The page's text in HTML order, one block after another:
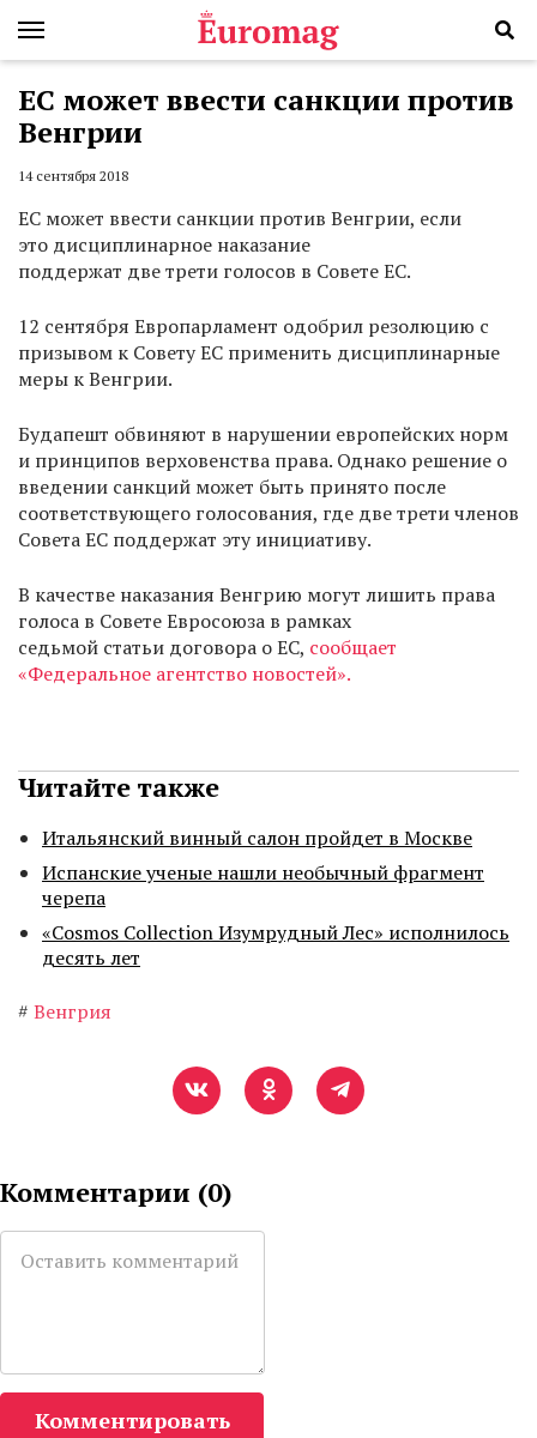
ЕС может ввести санкции против
Венгрии
14 сентября 2018
ЕС может ввести санкции против Венгрии, если
это дисциплинарное наказание
поддержат две трети голосов в Совете ЕС.
12 сентября Европарламент одобрил резолюцию с
призывом к Совету ЕС применить дисциплинарные
меры к Венгрии.
Будапешт обвиняют в нарушении европейских норм
и принципов верховенства права. Однако решение о
введении санкций может быть принято после
соответствующего голосования, где две трети членов
Совета ЕС поддержат эту инициативу.
В качестве наказания Венгрию могут лишить права
голоса в Совете Евросоюза в рамках
седьмой статьи договора о ЕС, сообщает
«Федеральное агентство новостей».
Читайте также
Итальянский винный салон пройдет в Москве
Испанские ученые нашли необычный фрагмент
черепа
«Cosmos Collection Изумрудный Лес» исполнилось
десять лет
# Венгрия
Комментарии (0)
Комментировать